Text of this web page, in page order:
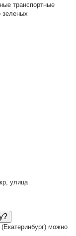
транспортные
зеленых
улица
можно